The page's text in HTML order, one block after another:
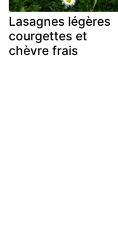
Lasagnes légères
courgettes et
chèvre frais